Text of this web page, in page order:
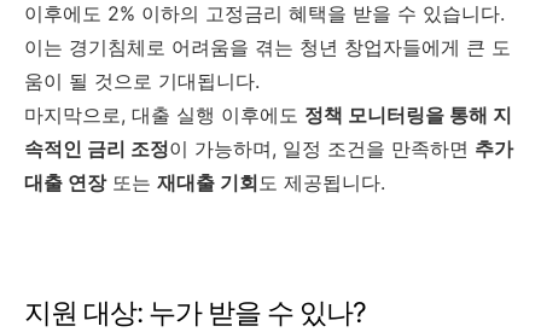
이후에도 2% 이하의 고정금리 혜택을 받을 수 있습니다.
이는 경기침체로 어려움을 겪는 청년 창업자들에게 큰 도
움이 될 것으로 기대됩니다.
마지막으로, 대출 실행 이후에도 정책 모니터링을 통해 지
속적인 금리 조정이 가능하며, 일정 조건을 만족하면 추가
대출 연장 또는 재대출 기회도 제공됩니다.
지원 대상: 누가 받을 수 있나?